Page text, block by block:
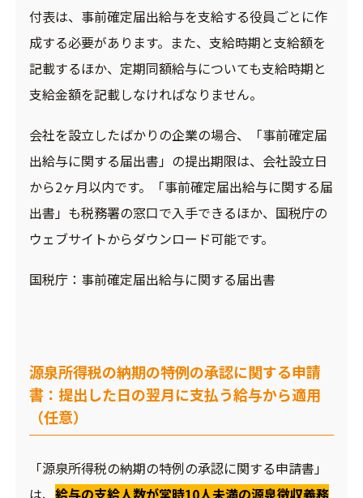
付表は、事前確定届出給与を支給する役員ごとに作
成する必要があります。また、支給時期と支給額を
記載するほか、定期同額給与についても支給時期と
支給金額を記載しなければなりません。
会社を設立したばかりの企業の場合、「事前確定届
出給与に関する届出書」の提出期限は、会社設立日
から2ヶ月以内です。「事前確定届出給与に関する届
出書」も税務署の窓口で入手できるほか、国税庁の
ウェブサイトからダウンロード可能です。
国税庁： 事前確定届出給与に関する届出書
源泉所得税の納期の特例の承認に関する申請
書：提出した日の翌月に支払う給与から適用
（任意）
「源泉所得税の納期の特例の承認に関する申請書」